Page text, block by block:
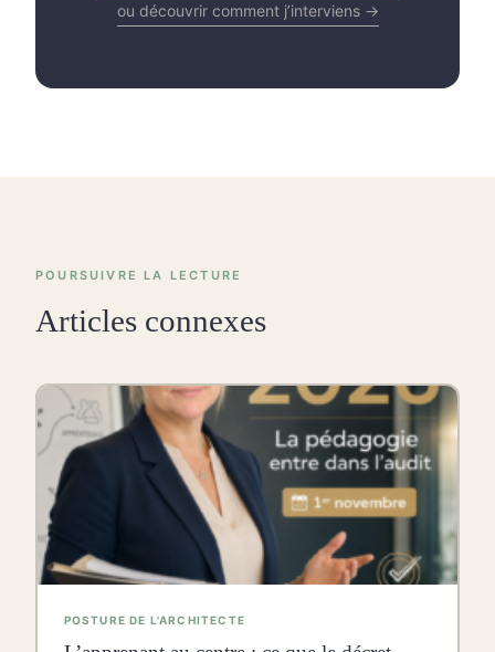
ou découvrir comment j’interviens →
POURSUIVRE LA LECTURE
Articles connexes
POSTURE DE L'ARCHITECTE